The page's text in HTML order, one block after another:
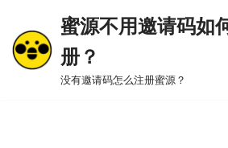
跳
至
蜜源不用邀请码如
册？
没有邀请码怎么注册蜜源？